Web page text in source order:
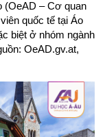
(OeAD – Cơ quan
quốc tế tại Áo
biệt ở nhóm ngành
OeAD.gv.at,